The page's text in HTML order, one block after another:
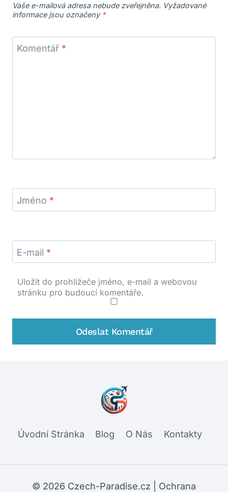
Vaše e-mailová adresa nebude zveřejněna. Vyžadované
informace jsou označeny *
Komentář *
Jméno *
E-mail *
Uložit do prohlížeče jméno, e-mail a webovou
stránku pro budoucí komentáře.
Úvodní Stránka Blog O Nás Kontakty
© 2026 Czech-Paradise.cz | Ochrana